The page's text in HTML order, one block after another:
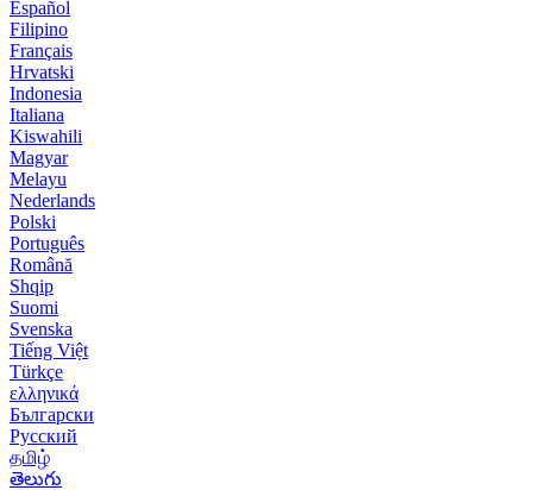
Español
Filipino
Français
Hrvatski
Indonesia
Italiana
Kiswahili
Magyar
Melayu
Nederlands
Polski
Português
Română
Shqip
Suomi
Svenska
Tiếng Việt
Türkçe
ελληνικά
Български
Русский
தமிழ்
తెలుగు